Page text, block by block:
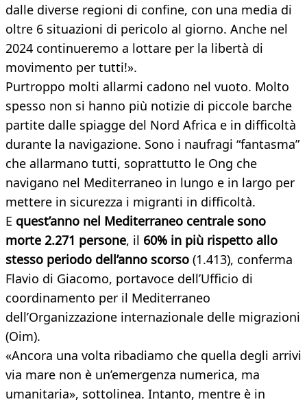
dalle diverse regioni di confine, con una media di
oltre 6 situazioni di pericolo al giorno. Anche nel
2024 continueremo a lottare per la libertà di
movimento per tutti!».
Purtroppo molti allarmi cadono nel vuoto. Molto
spesso non si hanno più notizie di piccole barche
partite dalle spiagge del Nord Africa e in difficoltà
durante la navigazione. Sono i naufragi “fantasma”
che allarmano tutti, soprattutto le Ong che
navigano nel Mediterraneo in lungo e in largo per
mettere in sicurezza i migranti in difficoltà.
E quest’anno nel Mediterraneo centrale sono
morte 2.271 persone, il 60% in più rispetto allo
stesso periodo dell’anno scorso (1.413), conferma
Flavio di Giacomo, portavoce dell’Ufficio di
coordinamento per il Mediterraneo
dell’Organizzazione internazionale delle migrazioni
(Oim).
«Ancora una volta ribadiamo che quella degli arrivi
via mare non è un’emergenza numerica, ma
umanitaria», sottolinea. Intanto, mentre è in